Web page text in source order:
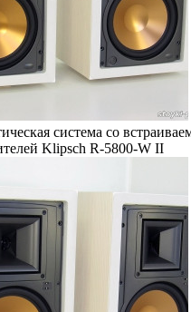
система со
Klipsch R-5800-W II